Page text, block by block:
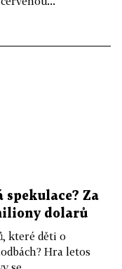
Za
dolarů
které děti o
Hra letos